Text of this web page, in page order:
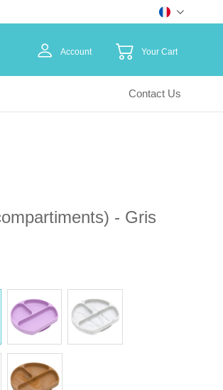
Account Your Cart
Contact Us
- Gris